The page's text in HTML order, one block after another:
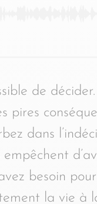
de
pires
dans
besoin
la vie à